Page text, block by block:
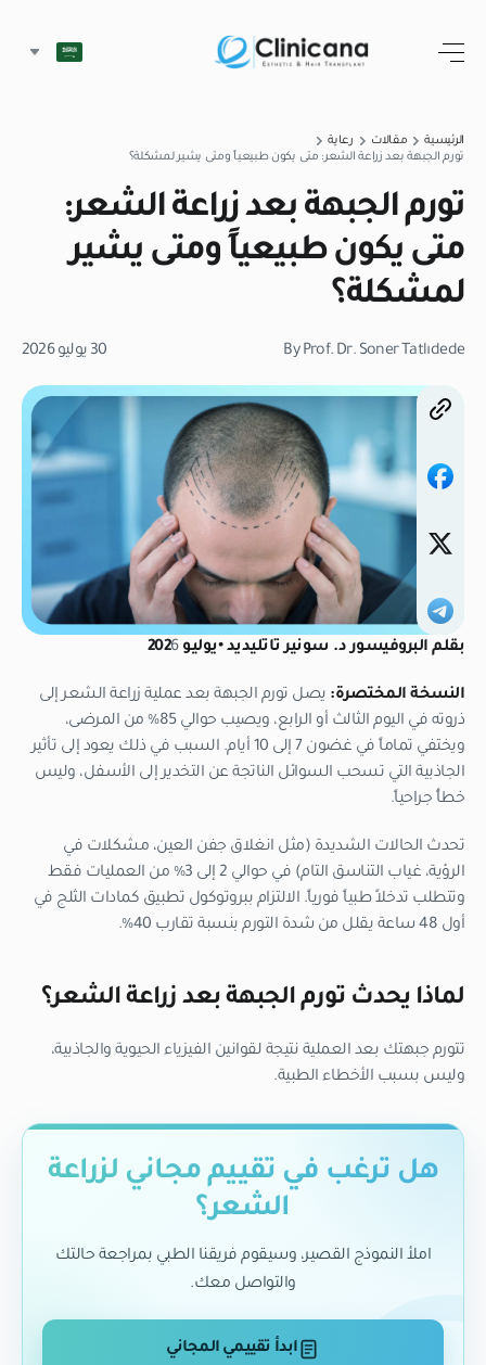
الرئيسية مقالات
رعاية
تورم الجبهة بعد زراعة الشعر: متى يكون طبيعياً ومتى يشير لمشكلة؟
تورم الجبهة بعد زراعة الشعر:
متى يكون طبيعياً ومتى يشير
لمشكلة؟
By Prof. Dr. Soner Tatlıdede 30 يوليو 2026
بقلم البروفيسور د. سونير تاتليديد •يوليو 2026
النسخة المختصرة: يصل تورم الجبهة بعد عملية زراعة الشعر إلى
ذروته في اليوم الثالث أو الرابع، ويصيب حوالي 85% من المرضى،
ويختفي تماماً في غضون 7 إلى 10 أيام. السبب في ذلك يعود إلى تأثير
الجاذبية التي تسحب السوائل الناتجة عن التخدير إلى الأسفل، وليس
خطأً جراحياً.
تحدث الحالات الشديدة (مثل انغلاق جفن العين، مشكلات في
الرؤية، غياب التناسق التام) في حوالي 2 إلى 3% من العمليات فقط
وتتطلب تدخلاً طبياً فورياً. الالتزام ببروتوكول تطبيق كمادات الثلج في
أول 48 ساعة يقلل من شدة التورم بنسبة تقارب 40%.
لماذا يحدث تورم الجبهة بعد زراعة الشعر؟
تتورم جبهتك بعد العملية نتيجة لقوانين الفيزياء الحيوية والجاذبية،
وليس بسبب الأخطاء الطبية.
هل ترغب في تقييم مجاني لزراعة
الشعر؟
املأ النموذج القصير، وسيقوم فريقنا الطبي بمراجعة حالتك
والتواصل معك.
ابدأ تقييمي المجاني